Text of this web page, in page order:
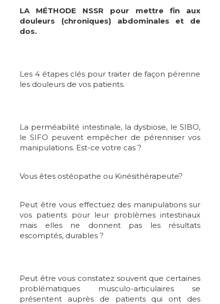
LA MÉTHODE NSSR pour mettre fin aux
douleurs (chroniques) abdominales et de
dos.
Les 4 étapes clés pour traiter de façon pérenne
les douleurs de vos patients.
La perméabilité intestinale, la dysbiose, le SIBO,
le SIFO peuvent empêcher de pérenniser vos
manipulations. Est-ce votre cas ?
Vous êtes ostéopathe ou Kinésithérapeute?
Peut être vous effectuez des manipulations sur
vos patients pour leur problèmes intestinaux
mais elles ne donnent pas les résultats
escomptés, durables ?
Peut être vous constatez souvent que certaines
problématiques musculo-articulaires se
présentent auprès de patients qui ont des